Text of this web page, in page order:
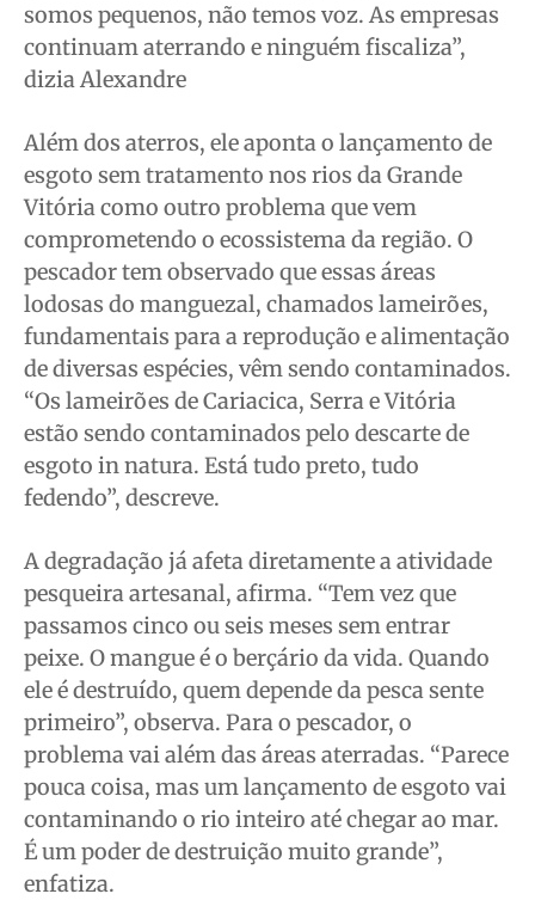
somos pequenos, não temos voz. As empresas
continuam aterrando e ninguém fiscaliza”,
dizia Alexandre
Além dos aterros, ele aponta o lançamento de
esgoto sem tratamento nos rios da Grande
Vitória como outro problema que vem
comprometendo o ecossistema da região. O
pescador tem observado que essas áreas
lodosas do manguezal, chamados lameirões,
fundamentais para a reprodução e alimentação
de diversas espécies, vêm sendo contaminados.
“Os lameirões de Cariacica, Serra e Vitória
estão sendo contaminados pelo descarte de
esgoto in natura. Está tudo preto, tudo
fedendo”, descreve.
A degradação já afeta diretamente a atividade
pesqueira artesanal, afirma. “Tem vez que
passamos cinco ou seis meses sem entrar
peixe. O mangue é o berçário da vida. Quando
ele é destruído, quem depende da pesca sente
primeiro”, observa. Para o pescador, o
problema vai além das áreas aterradas. “Parece
pouca coisa, mas um lançamento de esgoto vai
contaminando o rio inteiro até chegar ao mar.
É um poder de destruição muito grande”,
enfatiza.